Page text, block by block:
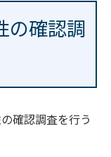
の確認調
確認調査を行う